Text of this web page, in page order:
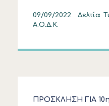
09/09/2022 Δελτία
Α.Ο.Δ.Κ.
ΠΡΟΣΚΛΗΣΗ ΓΙΑ